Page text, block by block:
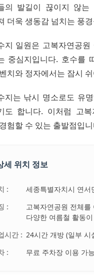
의 발길이 끊이지 않
더욱 생동감 넘치는 풍
지 일원은 고복자연공
중심지입니다. 호수를
치와 정자에서는 잠시
지는 낚시 명소로도 유
도 합니다. 이처럼 고
험할 수 있는 출발점입
세 위치 정보
: 세종특별자치시 연
:
고복자연공원 전체
다양한 여름철 활동
시간 : 24시간 개방 (일부 시
:
무료 주차장 이용 가능